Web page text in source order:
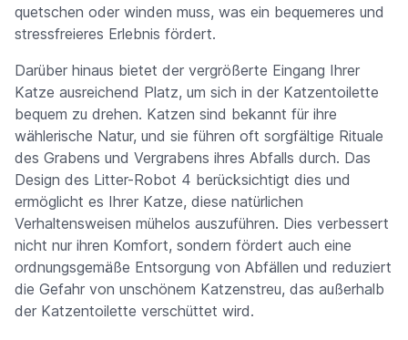
quetschen oder winden muss, was ein bequemeres und
stressfreieres Erlebnis fördert.
Darüber hinaus bietet der vergrößerte Eingang Ihrer
Katze ausreichend Platz, um sich in der Katzentoilette
bequem zu drehen. Katzen sind bekannt für ihre
wählerische Natur, und sie führen oft sorgfältige Rituale
des Grabens und Vergrabens ihres Abfalls durch. Das
Design des Litter-Robot 4 berücksichtigt dies und
ermöglicht es Ihrer Katze, diese natürlichen
Verhaltensweisen mühelos auszuführen. Dies verbessert
nicht nur ihren Komfort, sondern fördert auch eine
ordnungsgemäße Entsorgung von Abfällen und reduziert
die Gefahr von unschönem Katzenstreu, das außerhalb
der Katzentoilette verschüttet wird.